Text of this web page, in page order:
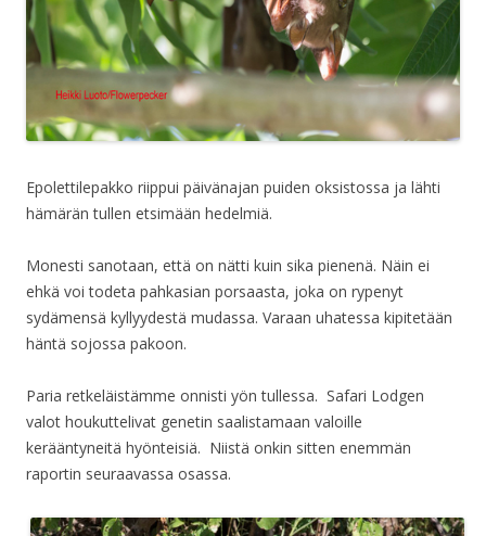
Epolettilepakko riippui päivänajan puiden oksistossa ja lähti
hämärän tullen etsimään hedelmiä.
Monesti sanotaan, että on nätti kuin sika pienenä. Näin ei
ehkä voi todeta pahkasian porsaasta, joka on rypenyt
sydämensä kyllyydestä mudassa. Varaan uhatessa kipitetään
häntä sojossa pakoon.
Paria retkeläistämme onnisti yön tullessa. Safari Lodgen
valot houkuttelivat genetin saalistamaan valoille
kerääntyneitä hyönteisiä. Niistä onkin sitten enemmän
raportin seuraavassa osassa.